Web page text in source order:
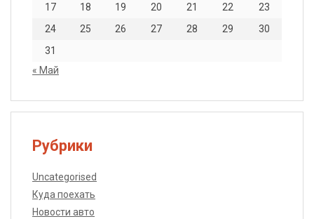
17
18 19 20 21 22
23
24
25 26 27 28 29
30
31
« Май
Рубрики
Uncategorised
Куда поехать
Новости авто